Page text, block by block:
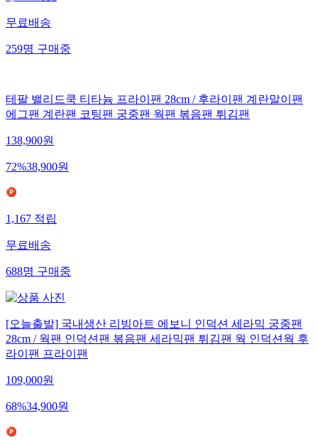
무료배송
259명 구매중
테팔 밸리드쿡 티타늄 프라이팬 28cm / 후라이팬 계란말이팬
에그팬 계란팬 코팅팬 궁중팬 웍팬 볶음팬 튀김팬
138,900원
72%38,900원
1,167 적립
무료배송
688명 구매중
[오늘출발] 국내생산 리빙아트 에보니 인덕션 세라믹 궁중팬
28cm / 웍팬 인덕션팬 볶음팬 세라믹팬 튀김팬 웍 인덕션웍 후
라이팬 프라이팬
109,000원
68%34,900원